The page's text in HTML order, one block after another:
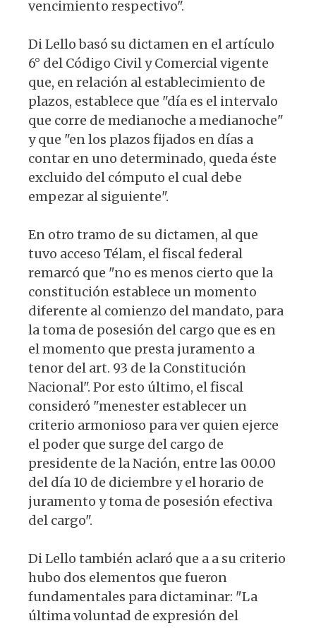
vencimiento respectivo".
Di Lello basó su dictamen en el artículo
6° del Código Civil y Comercial vigente
que, en relación al establecimiento de
plazos, establece que "día es el intervalo
que corre de medianoche a medianoche"
y que "en los plazos fijados en días a
contar en uno determinado, queda éste
excluido del cómputo el cual debe
empezar al siguiente".
En otro tramo de su dictamen, al que
tuvo acceso Télam, el fiscal federal
remarcó que "no es menos cierto que la
constitución establece un momento
diferente al comienzo del mandato, para
la toma de posesión del cargo que es en
el momento que presta juramento a
tenor del art. 93 de la Constitución
Nacional". Por esto último, el fiscal
consideró "menester establecer un
criterio armonioso para ver quien ejerce
el poder que surge del cargo de
presidente de la Nación, entre las 00.00
del día 10 de diciembre y el horario de
juramento y toma de posesión efectiva
del cargo".
Di Lello también aclaró que a a su criterio
hubo dos elementos que fueron
fundamentales para dictaminar: "La
última voluntad de expresión del